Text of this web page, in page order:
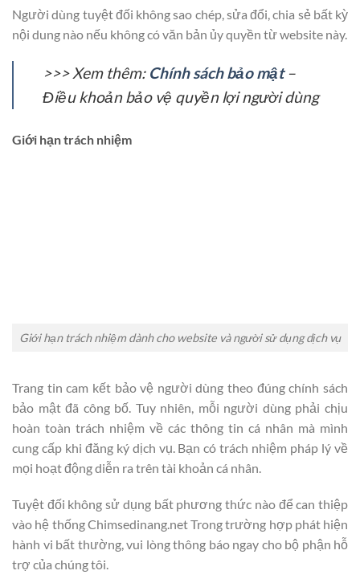
Người dùng tuyệt đối không sao chép, sửa đổi, chia sẻ bất kỳ
nội dung nào nếu không có văn bản ủy quyền từ website này.
>>> Xem thêm: Chính sách bảo mật–
Điều khoản bảo vệ quyền lợi người dùng
Giới hạn trách nhiệm
Giới hạn trách nhiệm dành cho website và người sử dụng dịch vụ
Trang tin cam kết bảo vệ người dùng theo đúng chính sách
bảo mật đã công bố. Tuy nhiên, mỗi người dùng phải chịu
hoàn toàn trách nhiệm về các thông tin cá nhân mà mình
cung cấp khi đăng ký dịch vụ. Bạn có trách nhiệm pháp lý về
mọi hoạt động diễn ra trên tài khoản cá nhân.
Tuyệt đối không sử dụng bất phương thức nào để can thiệp
vào hệ thống Chimsedinang.net Trong trường hợp phát hiện
hành vi bất thường, vui lòng thông báo ngay cho bộ phận hỗ
trợ của chúng tôi.